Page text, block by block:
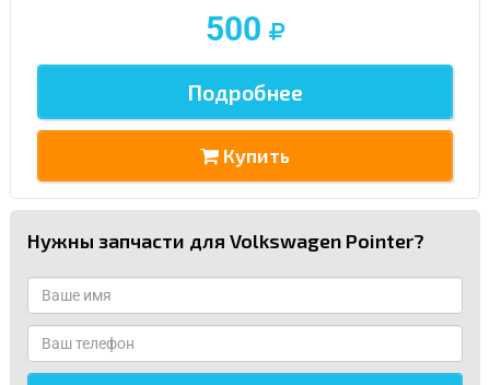
500
Подробнее
Купить
Нужны запчасти для Volkswagen Pointer?